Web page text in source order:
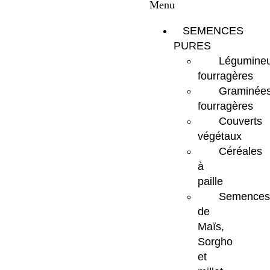
Menu
SEMENCES
PURES
fourragères
fourragères
Couverts
végétaux
Céréales
à
paille
Semences
de
Maïs,
Sorgho
et